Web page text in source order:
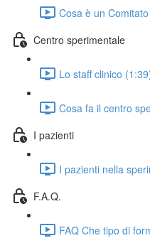
Cosa è un
Centro sperimentale
Lo staff clinico
Cosa fa il centro
I pazienti
I pazienti nella
F.A.Q.
FAQ Che tipo di